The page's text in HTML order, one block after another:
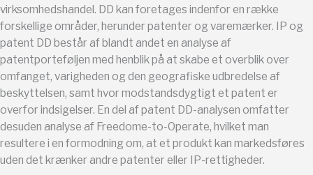
virksomhedshandel. DD kan foretages indenfor en række
forskellige områder, herunder patenter og varemærker. IP og
patent DD består af blandt andet en analyse af
patentporteføljen med henblik på at skabe et overblik over
omfanget, varigheden og den geografiske udbredelse af
beskyttelsen, samt hvor modstandsdygtigt et patent er
overfor indsigelser. En del af patent DD-analysen omfatter
desuden analyse af Freedome-to-Operate, hvilket man
resultere i en formodning om, at et produkt kan markedsføres
uden det krænker andre patenter eller IP-rettigheder.